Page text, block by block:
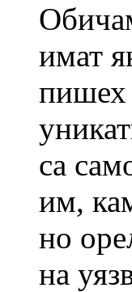
имат
пишех
са
им,
но
на